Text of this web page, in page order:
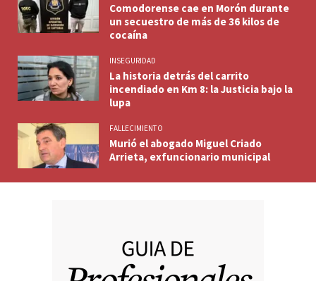
Comodorense cae en Morón durante
un secuestro de más de 36 kilos de
cocaína
INSEGURIDAD
La historia detrás del carrito
incendiado en Km 8: la Justicia bajo la
lupa
FALLECIMIENTO
Murió el abogado Miguel Criado
Arrieta, exfuncionario municipal